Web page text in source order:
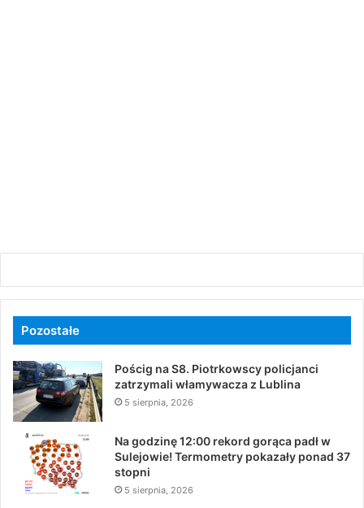
Pozostałe
Pościg na S8. Piotrkowscy policjanci
zatrzymali włamywacza z Lublina
5 sierpnia, 2026
Na godzinę 12:00 rekord gorąca padł w
Sulejowie! Termometry pokazały ponad 37
stopni
5 sierpnia, 2026